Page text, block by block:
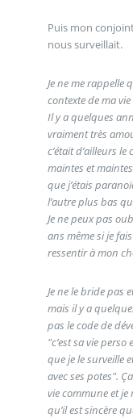
Puis mon
nous surveillait.
Je ne me rappelle
contexte de ma vie
Il y a quelques
vraiment très
c’était d’ailleurs
maintes et
que j’étais
l’autre plus bas
Je ne peux pas
ans même si je
ressentir à mon
Je ne le bride pas
mais il y a
pas le code de
"c’est sa vie
que je le surveille
avec ses potes".
vie commune et je
qu’il est sincère